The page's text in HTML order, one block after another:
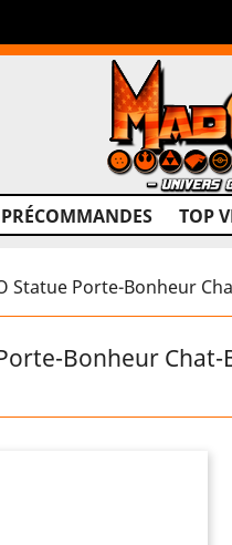
PRÉCOMMANDES TOP
Statue Porte-Bonheur
Bonheur Chat-